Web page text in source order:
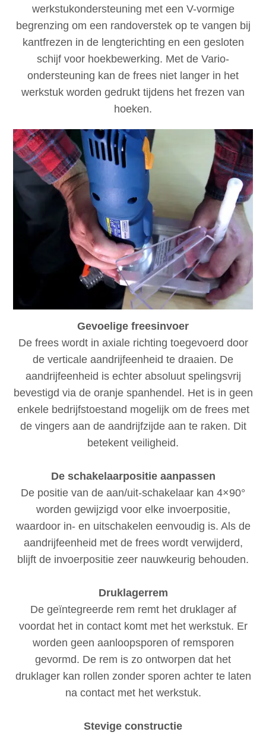
werkstukondersteuning met een V-vormige
begrenzing om een randoverstek op te vangen bij
kantfrezen in de lengterichting en een gesloten
schijf voor hoekbewerking. Met de Vario-
ondersteuning kan de frees niet langer in het
werkstuk worden gedrukt tijdens het frezen van
hoeken.
Gevoelige freesinvoer
De frees wordt in axiale richting toegevoerd door
de verticale aandrijfeenheid te draaien. De
aandrijfeenheid is echter absoluut spelingsvrij
bevestigd via de oranje spanhendel. Het is in geen
enkele bedrijfstoestand mogelijk om de frees met
de vingers aan de aandrijfzijde aan te raken. Dit
betekent veiligheid.
De schakelaarpositie aanpassen
De positie van de aan/uit-schakelaar kan 4×90°
worden gewijzigd voor elke invoerpositie,
waardoor in- en uitschakelen eenvoudig is. Als de
aandrijfeenheid met de frees wordt verwijderd,
blijft de invoerpositie zeer nauwkeurig behouden.
Druklagerrem
De geïntegreerde rem remt het druklager af
voordat het in contact komt met het werkstuk. Er
worden geen aanloopsporen of remsporen
gevormd. De rem is zo ontworpen dat het
druklager kan rollen zonder sporen achter te laten
na contact met het werkstuk.
Stevige constructie